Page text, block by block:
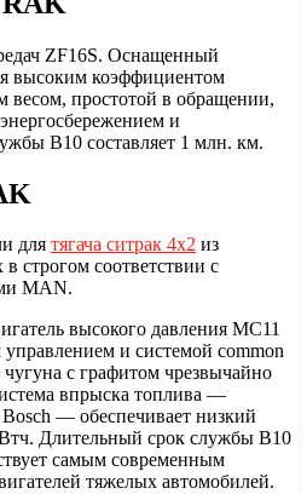
ZF16S. Оснащенный
высоким коэффициентом
весом, простотой в обращении,
и
B10 составляет 1 млн. км.
для тягача ситрак 4х2 из
строгом соответствии с
MAN.
высокого давления MC11
и системой common
с графитом чрезвычайно
впрыска топлива —
— обеспечивает низкий
Длительный срок службы B10
самым современным
тяжелых автомобилей.